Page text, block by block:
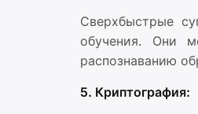
Сверхбыстрые
обучения. Они
распознаванию
5. Криптография: